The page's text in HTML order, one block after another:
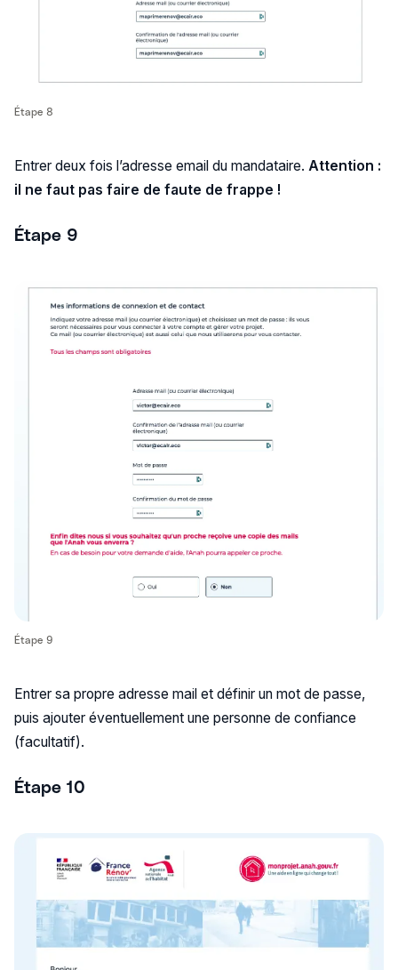
Étape 8
Entrer deux fois l’adresse email du mandataire. Attention :
il ne faut pas faire de faute de frappe !
Étape 9
Étape 9
Entrer sa propre adresse mail et définir un mot de passe,
puis ajouter éventuellement une personne de confiance
(facultatif).
Étape 10